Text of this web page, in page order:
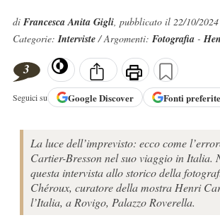
di Francesca Anita Gigli, pubblicato il 22/10/2024
Categorie:Interviste/ Argomenti: Fotografia-
3
Seguici su GoogleDiscover Fonti preferite
La luce dell’imprevisto: ecco come
Cartier-Bresson nel suo viaggio in Italia.
questa intervista allo storico della
Chéroux, curatore della mostra Henri
l’Italia, a Rovigo, Palazzo Roverella.